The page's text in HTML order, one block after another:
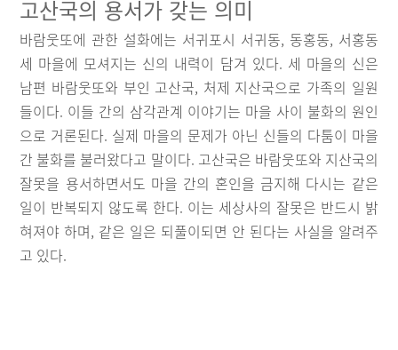
고산국의 용서가 갖는 의미
바람웃또에 관한 설화에는 서귀포시 서귀동, 동홍동, 서홍동
세 마을에 모셔지는 신의 내력이 담겨 있다. 세 마을의 신은
남편 바람웃또와 부인 고산국, 처제 지산국으로 가족의 일원
들이다. 이들 간의 삼각관계 이야기는 마을 사이 불화의 원인
으로 거론된다. 실제 마을의 문제가 아닌 신들의 다툼이 마을
간 불화를 불러왔다고 말이다. 고산국은 바람웃또와 지산국의
잘못을 용서하면서도 마을 간의 혼인을 금지해 다시는 같은
일이 반복되지 않도록 한다. 이는 세상사의 잘못은 반드시 밝
혀져야 하며, 같은 일은 되풀이되면 안 된다는 사실을 알려주
고 있다.